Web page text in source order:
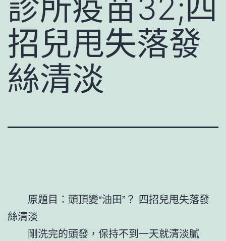
招兒甩失落發
絲清淡
原題目：頭頂變“油田”？ 四招兒甩失落發
絲清淡
剛洗完的頭發，保持不到一天就清淡膩